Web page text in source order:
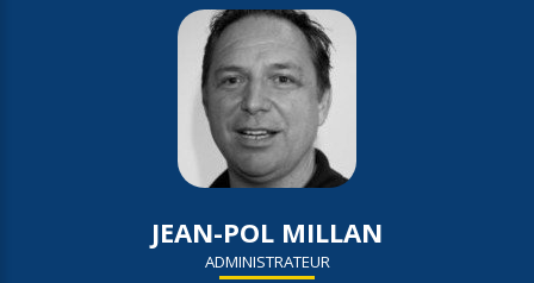
JEAN-POL MILLAN
ADMINISTRATEUR